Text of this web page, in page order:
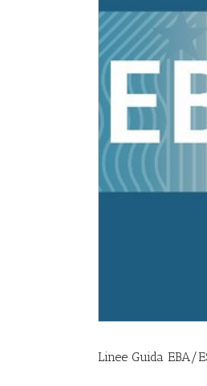
Linee Guida EBA/